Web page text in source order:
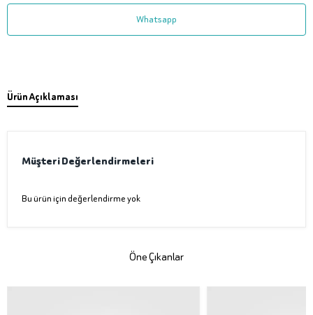
Whatsapp
Ürün Açıklaması
Müşteri Değerlendirmeleri
Bu ürün için değerlendirme yok
Öne Çıkanlar